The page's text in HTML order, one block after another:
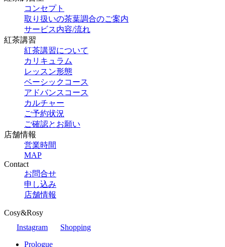
コンセプト
取り扱いの茶葉調合のご案内
サービス内容/流れ
紅茶講習
紅茶講習について
カリキュラム
レッスン形態
ベーシックコース
アドバンスコース
カルチャー
ご予約状況
ご確認とお願い
店舗情報
営業時間
MAP
Contact
お問合せ
申し込み
店舗情報
Cosy&Rosy
Instagram
Shopping
Prologue